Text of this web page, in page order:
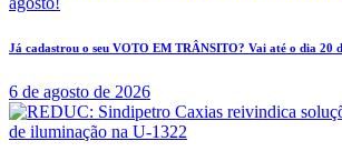
Já cadastrou o seu VOTO EM TRÂNSITO? Vai até o dia 20
6 de agosto de 2026